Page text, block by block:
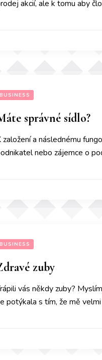
akcií, ale k tomu aby
BUSINESS
správné sídlo?
založení a následnému
nebo zájemce o
BUSINESS
zuby
vás někdy zuby?
potýkala s tím, že mě